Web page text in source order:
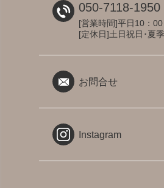
050-7118-1950
[営業時間]平日10：
[定休日]土日祝日･夏
お問合せ
Instagram